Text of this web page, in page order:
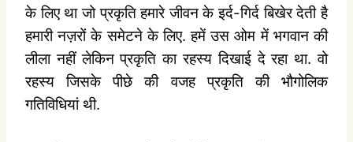
के लिए था जो प्रकृति हमारे जीवन के इर्द-गिर्द बिखेर देती है
हमारी नज़रों के समेटने के लिए. हमें उस ओम में भगवान की
लीला नहीं लेकिन प्रकृति का रहस्य दिखाई दे रहा था. वो
रहस्य जिसके पीछे की वजह प्रकृति की भौगोलिक
गतिविधियां थी.